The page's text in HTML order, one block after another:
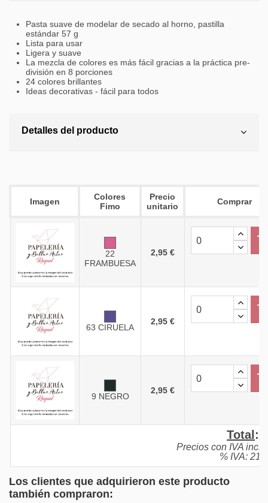
Pasta suave de modelar de secado al horno, pastilla
estándar 57 g
Lista para usar
Ligera y suave
La mezcla de colores es más fácil gracias a la práctica pre-
división en 8 porciones
24 colores brillantes
Ideas decorativas - fácil para todos
Detalles del producto
Imagen
Colores
Fimo
Precio
unitario
Comprar
22
FRAMBUESA
2,95 €
63 CIRUELA
2,95 €
9 NEGRO
2,95 €
Total :
Precios con IVA
% IVA:
Los clientes que adquirieron este producto
también compraron: